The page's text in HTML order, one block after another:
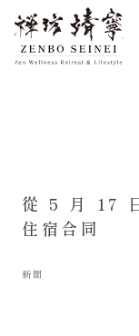
TW
從 5 月 17
住宿合同
新聞